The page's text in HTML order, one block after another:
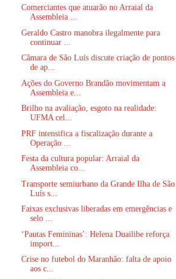
Comerciantes que atuarão no Arraial da
Assembleia ...
Geraldo Castro manobra ilegalmente para
continuar ...
Câmara de São Luís discute criação de pontos
de ap...
Ações do Governo Brandão movimentam a
Assembleia e...
Brilho na avaliação, esgoto na realidade:
UFMA cel...
PRF intensifica a fiscalização durante a
Operação ...
Festa da cultura popular: Arraial da
Assembleia co...
Transporte semiurbano da Grande Ilha de São
Luís s...
Faixas exclusivas liberadas em emergências e
selo ...
‘Pautas Femininas’: Helena Duailibe reforça
import...
Crise no futebol do Maranhão: falta de apoio
aos c...